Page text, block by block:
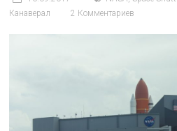
Канаверал
2 Комментариев